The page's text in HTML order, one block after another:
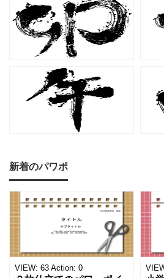
シルエットや小さな肉球
モチーフが、ビジネス文
書にさりげない
出
ま
ン
新着のパワポ
VIEW: 63 Action: 0